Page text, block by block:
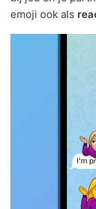
emoji ook als